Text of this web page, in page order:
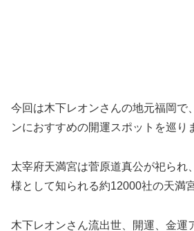
今回は木下レオンさんの地元福岡で
ンにおすすめの開運スポットを巡り
太宰府天満宮は菅原道真公が祀られ
様として知られる約12000社の天満
木下レオンさん流出世、開運、金運